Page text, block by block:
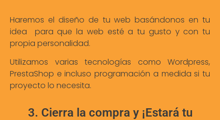
Haremos el diseño de tu web basándonos en tu
idea para que la web esté a tu gusto y con tu
propia personalidad.
Utilizamos varias tecnologías como Wordpress,
PrestaShop e incluso programación a medida si tu
proyecto lo necesita.
3. Cierra la compra y ¡Estará tu